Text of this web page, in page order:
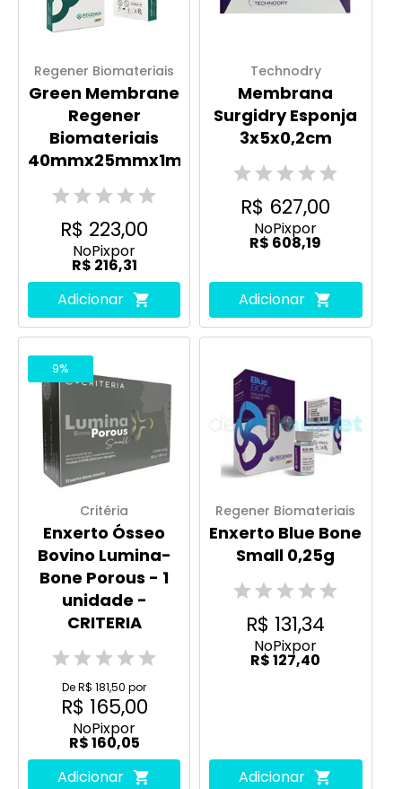
Regener Biomateriais
Green Membrane
Regener
Biomateriais
40mmx25mmx1mm
R$ 223,00
NoPixpor
R$ 216,31
Adicionar
Technodry
Membrana
Surgidry Esponja
3x5x0,2cm
R$ 627,00
NoPixpor
R$ 608,19
Adicionar
9%
Critéria
Enxerto Ósseo
Bovino Lumina-
Bone Porous - 1
unidade -
CRITERIA
De R$ 181,50 por
R$ 165,00
NoPixpor
R$ 160,05
Adicionar
Regener Biomateriais
Enxerto Blue Bone
Small 0,25g
R$ 131,34
NoPixpor
R$ 127,40
Adicionar